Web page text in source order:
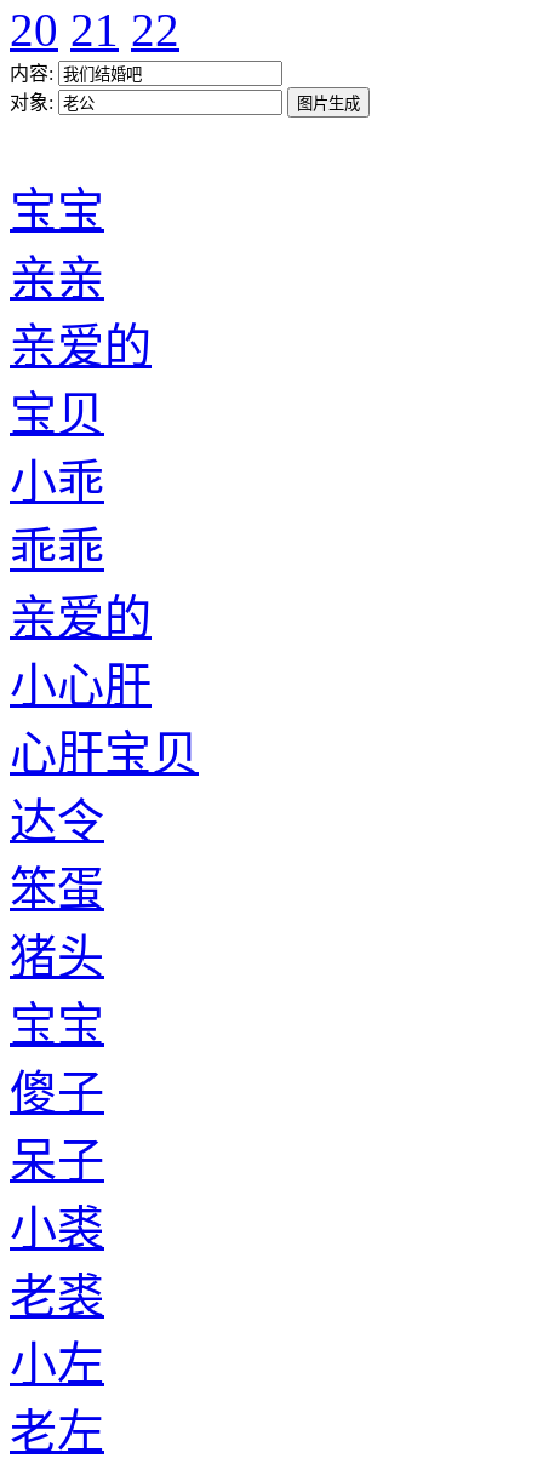
20 21 22
内容:
对象:
宝宝
亲亲
亲爱的
宝贝
小乖
乖乖
亲爱的
小心肝
心肝宝贝
达令
笨蛋
猪头
宝宝
傻子
呆子
小裘
老裘
小左
老左